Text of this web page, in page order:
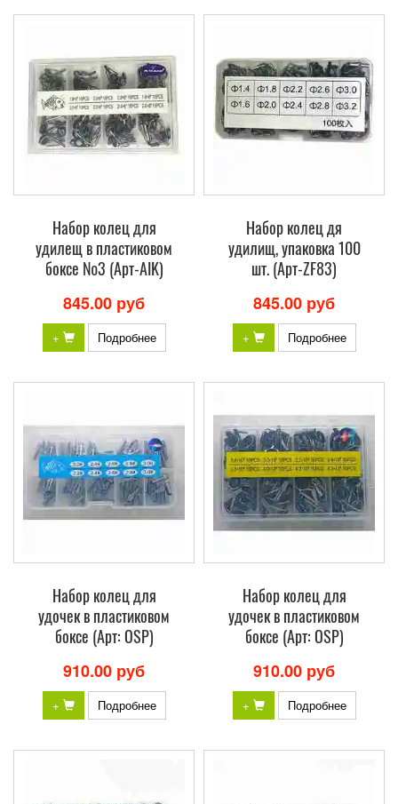
Набор колец для
удилещ в пластиковом
боксе №3 (Арт-AIK)
845.00 руб
+ Подробнее
Набор колец дя
удилищ, упаковка 100
шт. (Арт-ZF83)
845.00 руб
+ Подробнее
Набор колец для
удочек в пластиковом
боксе (Арт: OSP)
910.00 руб
+ Подробнее
Набор колец для
удочек в пластиковом
боксе (Арт: OSP)
910.00 руб
+ Подробнее